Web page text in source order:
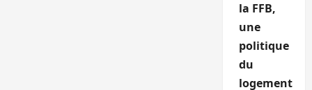
la FFB,
une
politique
du
logement